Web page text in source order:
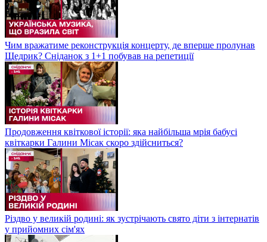
Чим вражатиме реконструкція концерту, де вперше пролунав
Щедрик? Сніданок з 1+1 побував на репетиції
Продовження квіткової історії: яка найбільша мрія бабусі
квіткарки Галини Місак скоро здійсниться?
Різдво у великій родині: як зустрічають свято діти з інтернатів
у прийомних сім'ях